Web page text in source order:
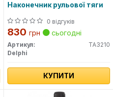
Наконечник рульової тяги
0 відгуків
830 грн сьогодні
Артикул:
TA3210
Delphi
КУПИТИ